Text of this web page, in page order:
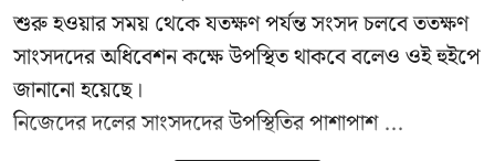
শুরু হওয়ার সময় থেকে যতক্ষণ পর্যন্ত সংসদ চলবে ততক্ষণ
সাংসদদের অধিবেশন কক্ষে উপস্থিত থাকবে বলেও ওই হুইপে
জানানো হয়েছে।
নিজেদের দলের সাংসদদের উপস্থিতির পাশাপাশ ...